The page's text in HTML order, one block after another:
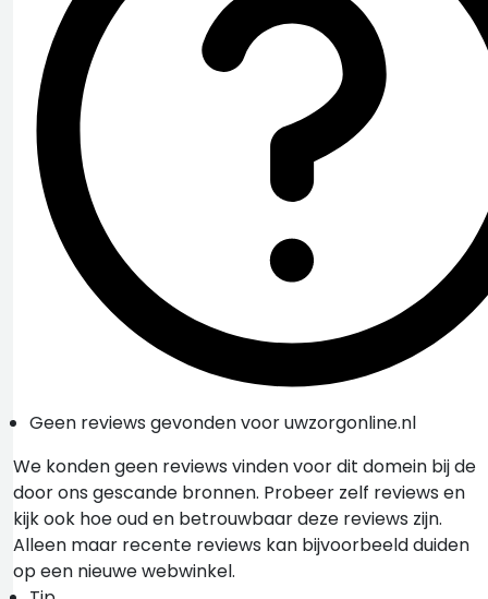
Geen reviews gevonden voor uwzorgonline.nl
We konden geen reviews vinden voor dit domein bij de
door ons gescande bronnen. Probeer zelf reviews en
kijk ook hoe oud en betrouwbaar deze reviews zijn.
Alleen maar recente reviews kan bijvoorbeeld duiden
op een nieuwe webwinkel.